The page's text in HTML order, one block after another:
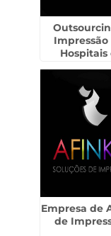
Impressão
Hospitais
Empresa de
de